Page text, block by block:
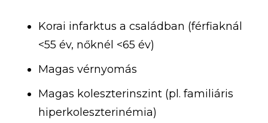
Korai infarktus a családban (férfiaknál
<55 év, nőknél <65 év)
Magas vérnyomás
Magas koleszterinszint (pl. familiáris
hiperkoleszterinémia)